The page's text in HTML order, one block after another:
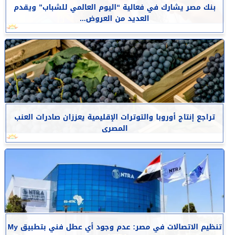
بنك مصر يشارك في فعالية “اليوم العالمي للشباب” ويقدم
العديد من العروض...
تراجع إنتاج أوروبا والتوترات الإقليمية يعززان صادرات العنب
المصرى
تنظيم الاتصالات في مصر: عدم وجود أي عطل فني بتطبيق My